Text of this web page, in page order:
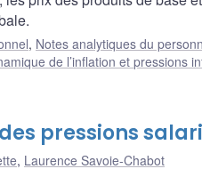
, Notes analytiques du
de l’inflation et pressions
pressions
, Laurence Savoie-Chabot